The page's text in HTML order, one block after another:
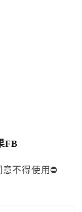
FB
不得使用⛔️